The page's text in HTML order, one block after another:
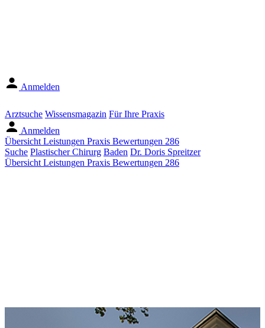
Anmelden
Arztsuche Wissensmagazin Für Ihre Praxis
Anmelden
Übersicht Leistungen Praxis Bewertungen 286
Suche Plastischer Chirurg Baden Dr. Doris Spreitzer
Übersicht Leistungen Praxis Bewertungen 286